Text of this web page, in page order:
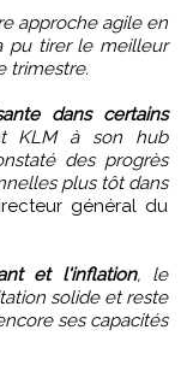
approche agile en
pu tirer le meilleur
trimestre.
dans certains
KLM à son hub
des progrès
plus tôt dans
général du
et l'inflation, le
solide et reste
ses capacités